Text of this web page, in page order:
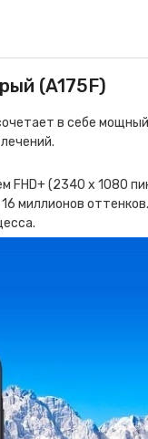
(A175F)
в себе
FHD+ (2340 x 1080
миллионов